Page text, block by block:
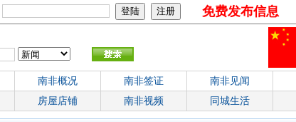
免费发布信息
南非概况 南非签证 南非见闻
房屋店铺
南非视频 同城生活